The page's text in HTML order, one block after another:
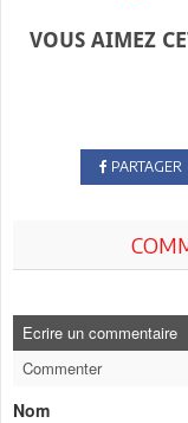
VOUS AIMEZ
PARTAGER
Ecrire un commentaire
Commenter
Nom